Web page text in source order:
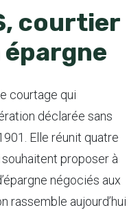
courtier
déclarée sans
Elle réunit quatre
proposer à
négociés aux
rassemble aujourd’hui